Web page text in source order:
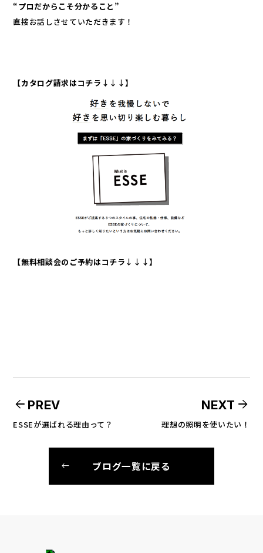
“プロだからこそ分かること”
直接お話しさせていただきます！
【カタログ請求はコチラ↓↓↓】
【無料相談会のご予約はコチラ↓↓↓】
arrow_back PREV
ESSEが選ばれる理由って？
NEXT arrow_forward
理想の照明を使いたい！
ブログ一覧に戻る